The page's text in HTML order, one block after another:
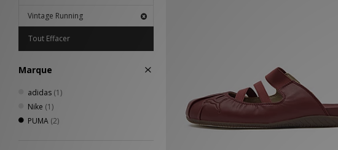
Vintage Running
Tout Effacer
Marque
adidas (1)
Nike (1)
PUMA (2)